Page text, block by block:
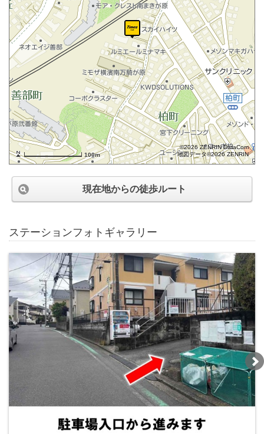
100m
©2026 ZENRIN DataCom
地図データ©2026 ZENRIN
現在地からの徒歩ルート
ステーションフォトギャラリー